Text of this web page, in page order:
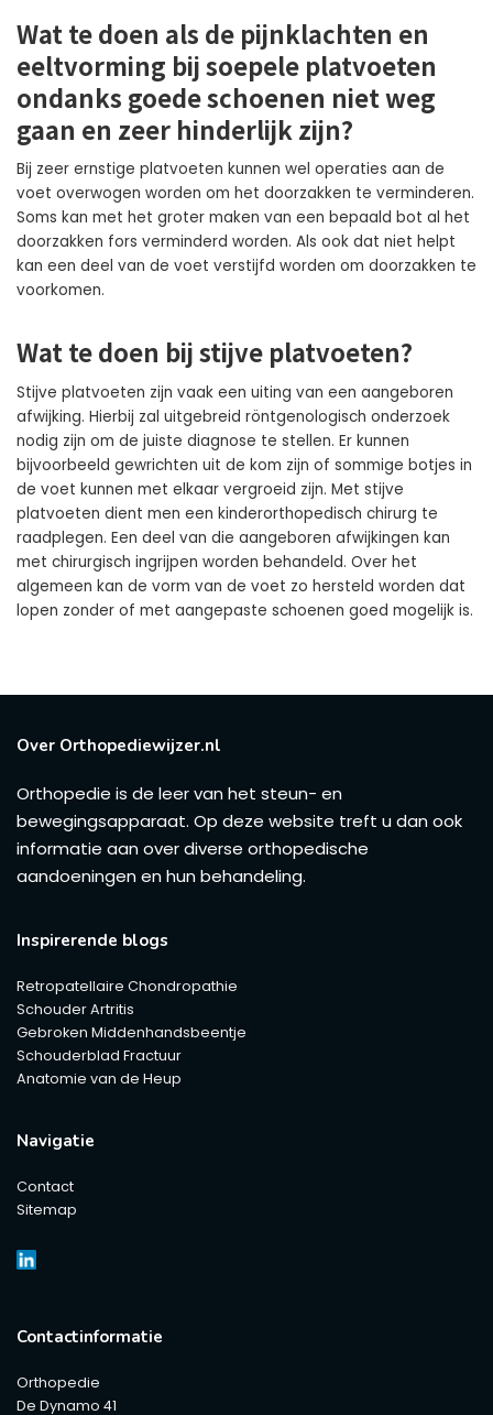
Wat te doen als de pijnklachten en
eeltvorming bij soepele platvoeten
ondanks goede schoenen niet weg
gaan en zeer hinderlijk zijn?
Bij zeer ernstige platvoeten kunnen wel operaties aan de
voet overwogen worden om het doorzakken te verminderen.
Soms kan met het groter maken van een bepaald bot al het
doorzakken fors verminderd worden. Als ook dat niet helpt
kan een deel van de voet verstijfd worden om doorzakken te
voorkomen.
Wat te doen bij stijve platvoeten?
Stijve platvoeten zijn vaak een uiting van een aangeboren
afwijking. Hierbij zal uitgebreid röntgenologisch onderzoek
nodig zijn om de juiste diagnose te stellen. Er kunnen
bijvoorbeeld gewrichten uit de kom zijn of sommige botjes in
de voet kunnen met elkaar vergroeid zijn. Met stijve
platvoeten dient men een kinderorthopedisch chirurg te
raadplegen. Een deel van die aangeboren afwijkingen kan
met chirurgisch ingrijpen worden behandeld. Over het
algemeen kan de vorm van de voet zo hersteld worden dat
lopen zonder of met aangepaste schoenen goed mogelijk is.
Over Orthopediewijzer.nl
Orthopedie is de leer van het steun- en
bewegingsapparaat. Op deze website treft u dan ook
informatie aan over diverse orthopedische
aandoeningen en hun behandeling.
Inspirerende blogs
Retropatellaire Chondropathie
Schouder Artritis
Gebroken Middenhandsbeentje
Schouderblad Fractuur
Anatomie van de Heup
Navigatie
Contact
Sitemap
Contactinformatie
Orthopedie
De Dynamo 41